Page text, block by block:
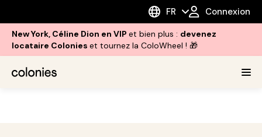
FR Connexion
New York, Céline Dion en VIP et bien plus : devenez
locataire Colonies et tournez la ColoWheel ! 🎁